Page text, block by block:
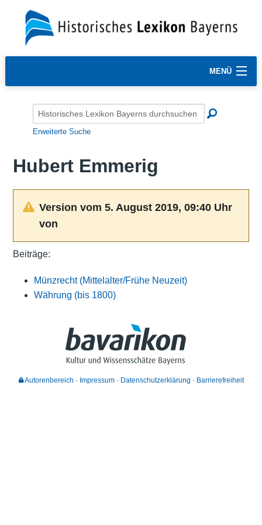
MENÜ
Erweiterte Suche
Hubert Emmerig
Version vom 5. August 2019, 09:40 Uhr
von
Beiträge:
Münzrecht (Mittelalter/Frühe Neuzeit)
Währung (bis 1800)
Autorenbereich Impressum Datenschutzerklärung Barrierefreiheit